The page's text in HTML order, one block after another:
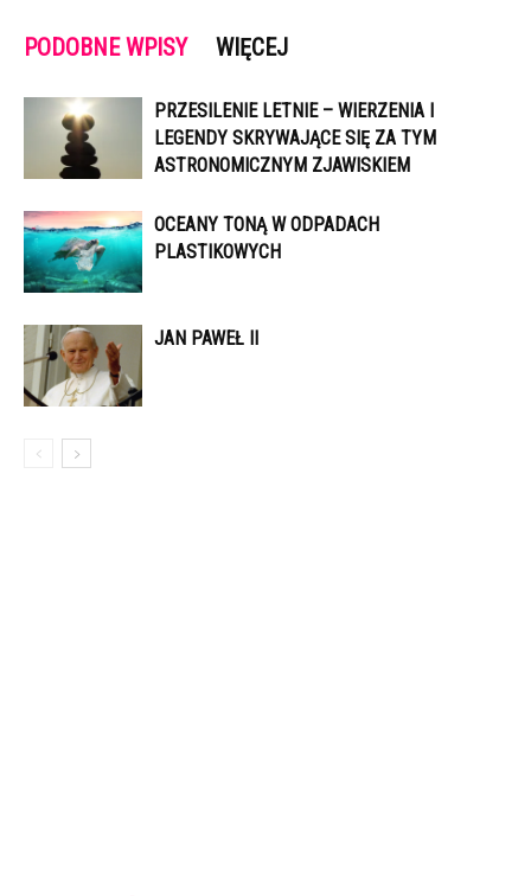
PODOBNE WPISY WIĘCEJ
PRZESILENIE LETNIE – WIERZENIA I
LEGENDY SKRYWAJĄCE SIĘ ZA TYM
ASTRONOMICZNYM ZJAWISKIEM
OCEANY TONĄ W ODPADACH
PLASTIKOWYCH
JAN PAWEŁ II